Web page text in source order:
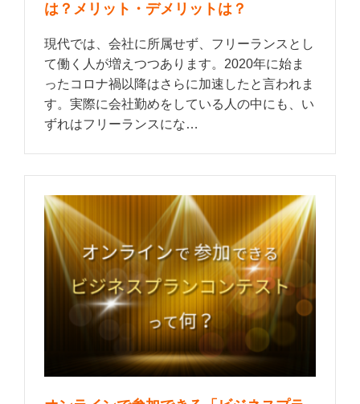
は？メリット・デメリットは？
現代では、会社に所属せず、フリーランスとし
て働く人が増えつつあります。2020年に始ま
ったコロナ禍以降はさらに加速したと言われま
す。実際に会社勤めをしている人の中にも、い
ずれはフリーランスにな…